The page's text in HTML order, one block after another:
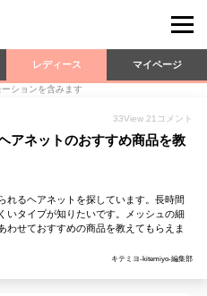
レディース マイページ
ションを含みます
33View 21 コメント
アネットのおすすめ商品を教
れるヘアネットを探しています。長時間
いタイプが知りたいです。メッシュの細
わせておすすめの商品を教えてもらえま
キテミヨ-kitemiyo-編集部